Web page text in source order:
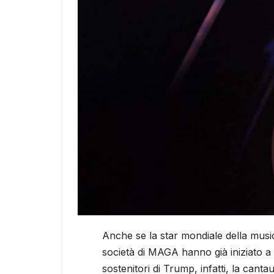
Anche se la star mondiale della
società di MAGA hanno già iniziato
sostenitori di Trump, infatti, la